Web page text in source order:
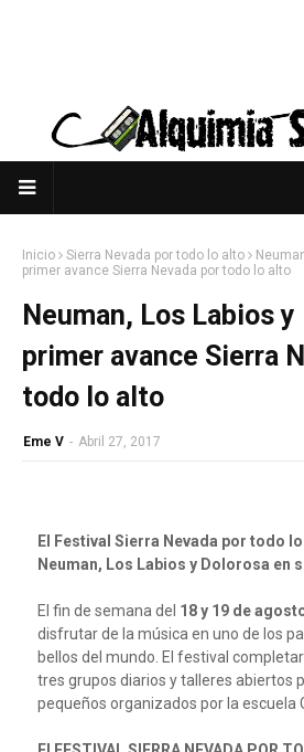
Inicio Sierra Nevada por todo lo alto
primer avance Sierra Nevada por todo lo alto
Neuman, Los Labios
primer avance Sierra
todo lo alto
Eme V - Abril 27, 2017
El Festival Sierra Nevada por todo
Neuman, Los Labios y Dolorosa en
El fin de semana del 18 y 19 de
disfrutar de la música en uno de los
bellos del mundo. El festival
tres grupos diarios y talleres abiertos
pequeños organizados por la escuela